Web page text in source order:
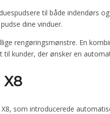
til både
dine vinduer.
rengøringsmønstre. En
kunder, der ønsker en
som introducerede